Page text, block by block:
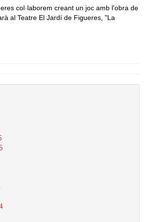
col·laborem creant un joc amb l'obra de
al Teatre El Jardí de Figueres, "La